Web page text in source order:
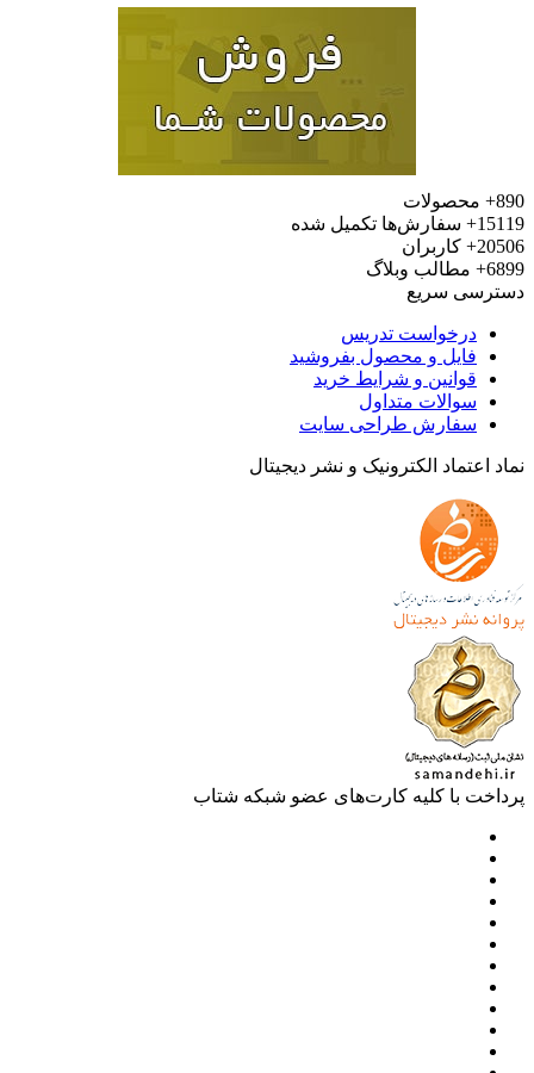
محصولات
سفارش‌ها تکمیل شده
کاربران
مطالب وبلاگ
سریع
درخواست تدریس
فایل و محصول بفروشید
قوانین و شرایط خرید
سوالات متداول
سفارش طراحی سایت
اعتماد الکترونیک و نشر دیجیتال
با کلیه کارت‌های عضو شبکه شتاب